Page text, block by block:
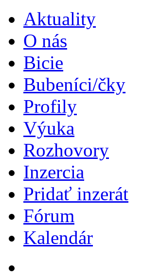
Aktuality
O nás
Bicie
Bubeníci/čky
Profily
Výuka
Rozhovory
Inzercia
Pridať inzerát
Fórum
Kalendár